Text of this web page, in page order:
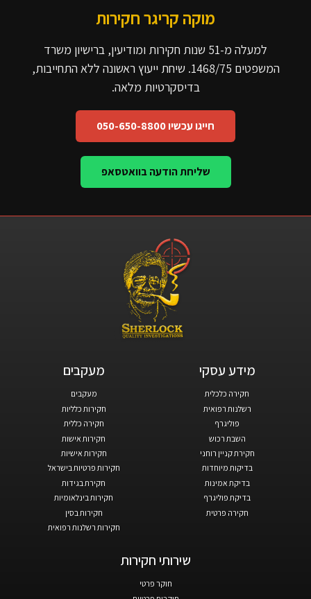
מוקה קריגר חקירות
למעלה מ-51 שנות חקירות ומודיעין, ברישיון משרד
המשפטים 1468/75. שיחת ייעוץ ראשונה ללא התחייבות,
בדיסקרטיות מלאה.
חייגו עכשיו 050-650-8800
שליחת הודעה בוואטסאפ
שירותי חקירות
חוקר פרטי
מעקבים​
מעקבים
חקירות כלליות
חקירה כללית
חקירות אישות
חקירות אישיות
חקירות פרטיות בישראל
חקירת בגידות
חקירות בינלאומיות
חקירות בסין
חקירות רשלנות רפואית
מידע עסקי​
חקירה כלכלית
רשלנות רפואית
פוליגרף
השבת רכוש
חקירת קניין רוחני
בדיקות מיוחדות
בדיקת אמינות
בדיקת פוליגרף
חקירה פרטית